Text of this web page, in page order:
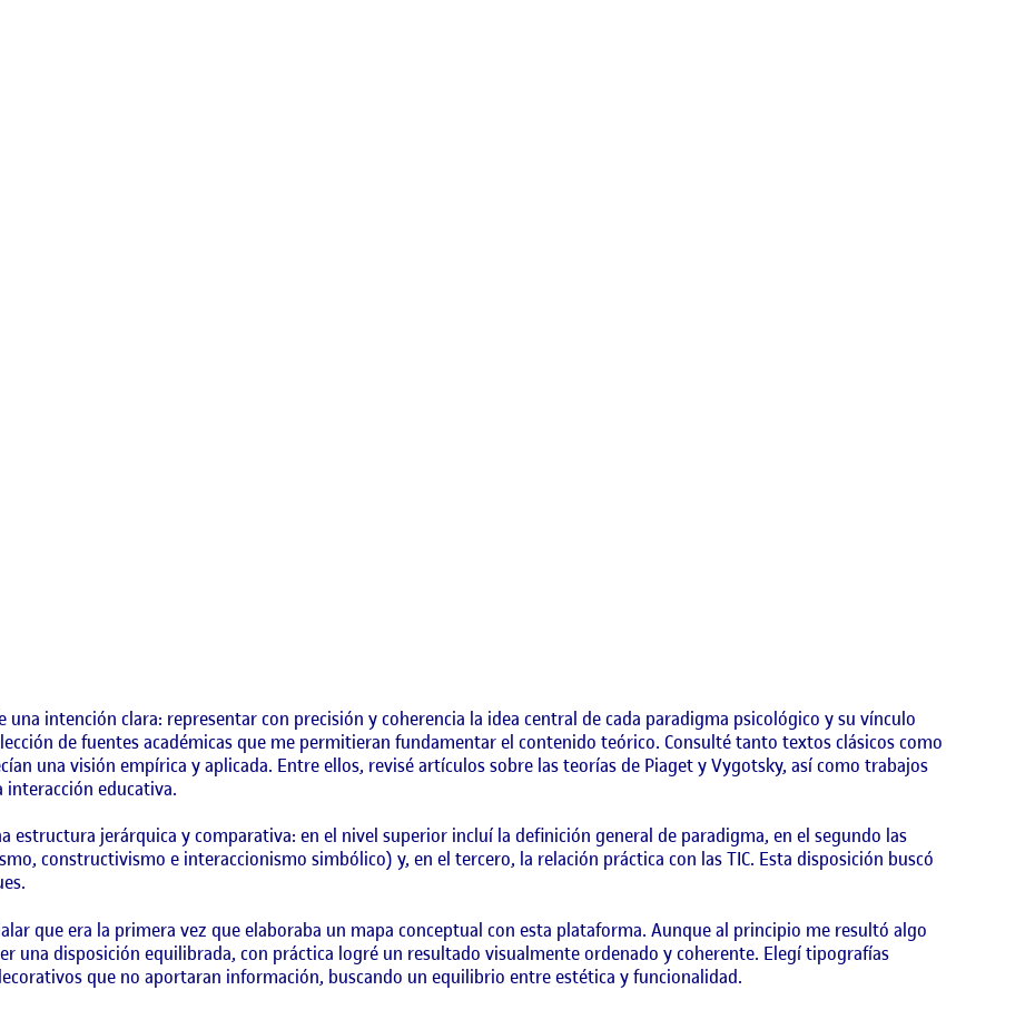
intención clara: representar con precisión y coherencia la idea central de cada paradigma psicológico y su vínculo
de fuentes académicas que me permitieran fundamentar el contenido teórico. Consulté tanto textos clásicos como
una visión empírica y aplicada. Entre ellos, revisé artículos sobre las teorías de Piaget y Vygotsky, así como trabajos
interacción educativa.
estructura jerárquica y comparativa: en el nivel superior incluí la definición general de paradigma, en el segundo las
constructivismo e interaccionismo simbólico) y, en el tercero, la relación práctica con las TIC. Esta disposición buscó
que era la primera vez que elaboraba un mapa conceptual con esta plataforma. Aunque al principio me resultó algo
una disposición equilibrada, con práctica logré un resultado visualmente ordenado y coherente. Elegí tipografías
que no aportaran información, buscando un equilibrio entre estética y funcionalidad.